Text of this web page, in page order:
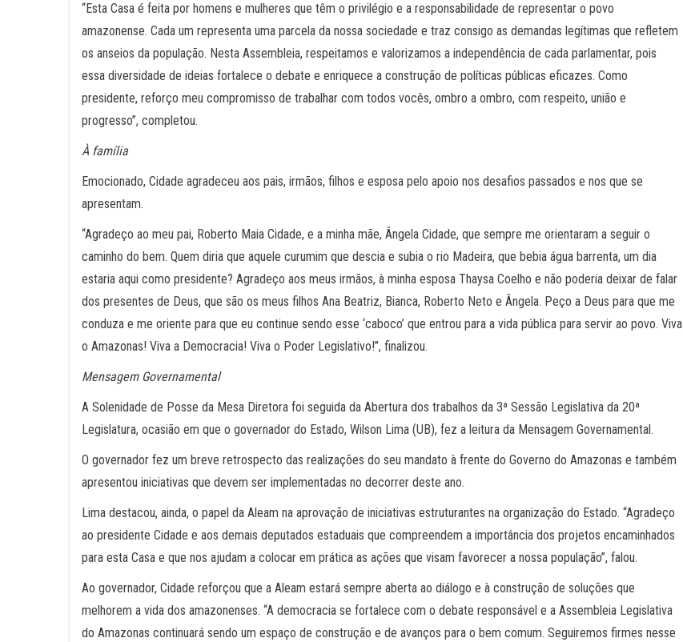
“Esta Casa é feita por homens e mulheres que têm o privilégio e a responsabilidade de representar o povo
amazonense. Cada um representa uma parcela da nossa sociedade e traz consigo as demandas legítimas que refletem
os anseios da população. Nesta Assembleia, respeitamos e valorizamos a independência de cada parlamentar, pois
essa diversidade de ideias fortalece o debate e enriquece a construção de políticas públicas eficazes. Como
presidente, reforço meu compromisso de trabalhar com todos vocês, ombro a ombro, com respeito, união e
progresso”, completou.
À família
Emocionado, Cidade agradeceu aos pais, irmãos, filhos e esposa pelo apoio nos desafios passados e nos que se
apresentam.
“Agradeço ao meu pai, Roberto Maia Cidade, e a minha mãe, Ângela Cidade, que sempre me orientaram a seguir o
caminho do bem. Quem diria que aquele curumim que descia e subia o rio Madeira, que bebia água barrenta, um dia
estaria aqui como presidente? Agradeço aos meus irmãos, à minha esposa Thaysa Coelho e não poderia deixar de falar
dos presentes de Deus, que são os meus filhos Ana Beatriz, Bianca, Roberto Neto e Ângela. Peço a Deus para que me
conduza e me oriente para que eu continue sendo esse ‘caboco’ que entrou para a vida pública para servir ao povo. Viva
o Amazonas! Viva a Democracia! Viva o Poder Legislativo!”, finalizou.
Mensagem Governamental
A Solenidade de Posse da Mesa Diretora foi seguida da Abertura dos trabalhos da 3ª Sessão Legislativa da 20ª
Legislatura, ocasião em que o governador do Estado, Wilson Lima (UB), fez a leitura da Mensagem Governamental.
O governador fez um breve retrospecto das realizações do seu mandato à frente do Governo do Amazonas e também
apresentou iniciativas que devem ser implementadas no decorrer deste ano.
Lima destacou, ainda, o papel da Aleam na aprovação de iniciativas estruturantes na organização do Estado. “Agradeço
ao presidente Cidade e aos demais deputados estaduais que compreendem a importância dos projetos encaminhados
para esta Casa e que nos ajudam a colocar em prática as ações que visam favorecer a nossa população”, falou.
Ao governador, Cidade reforçou que a Aleam estará sempre aberta ao diálogo e à construção de soluções que
melhorem a vida dos amazonenses. “A democracia se fortalece com o debate responsável e a Assembleia Legislativa
do Amazonas continuará sendo um espaço de construção e de avanços para o bem comum. Seguiremos firmes nesse